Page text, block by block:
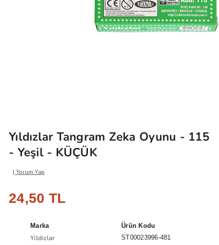
Yıldızlar Tangram Zeka Oyunu - 115
- Yeşil - KÜÇÜK
Yorum Yap
24,50 TL
Marka
Yildizlar
Ürün Kodu
ST00023996-481